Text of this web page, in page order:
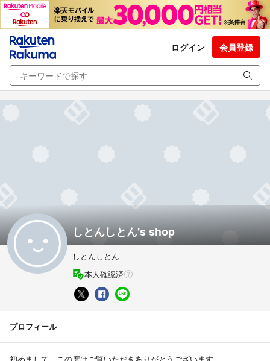
ログイン 会員登録
しとんしとん's shop
しとんしとん
本人確認済
プロフィール